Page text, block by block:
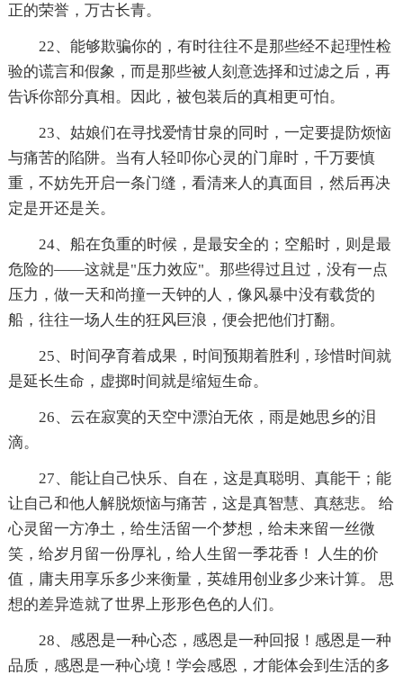
正的荣誉，万古长青。
22、能够欺骗你的，有时往往不是那些经不起理性检
验的谎言和假象，而是那些被人刻意选择和过滤之后，再
告诉你部分真相。因此，被包装后的真相更可怕。
23、姑娘们在寻找爱情甘泉的同时，一定要提防烦恼
与痛苦的陷阱。当有人轻叩你心灵的门扉时，千万要慎
重，不妨先开启一条门缝，看清来人的真面目，然后再决
定是开还是关。
24、船在负重的时候，是最安全的；空船时，则是最
危险的——这就是"压力效应"。那些得过且过，没有一点
压力，做一天和尚撞一天钟的人，像风暴中没有载货的
船，往往一场人生的狂风巨浪，便会把他们打翻。
25、时间孕育着成果，时间预期着胜利，珍惜时间就
是延长生命，虚掷时间就是缩短生命。
26、云在寂寞的天空中漂泊无依，雨是她思乡的泪
滴。
27、能让自己快乐、自在，这是真聪明、真能干；能
让自己和他人解脱烦恼与痛苦，这是真智慧、真慈悲。 给
心灵留一方净土，给生活留一个梦想，给未来留一丝微
笑，给岁月留一份厚礼，给人生留一季花香！ 人生的价
值，庸夫用享乐多少来衡量，英雄用创业多少来计算。 思
想的差异造就了世界上形形色色的人们。
28、感恩是一种心态，感恩是一种回报！感恩是一种
品质，感恩是一种心境！学会感恩，才能体会到生活的多